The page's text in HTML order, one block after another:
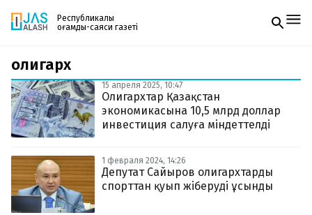
Республикалық
қоғамдық-саяси газеті
Жаңалықтар
Спорт
Live
Руханият
Аймақ
Архив
Заң және тәртіп
Редакциямен байланыс
+7 708 604 51 06
Жарнама бөлімі
Газетке жазылу
PDF форматтағы газетті ай сайын электронды
поштаңызға алып отырыңыз. Жаңа нөмір
шыққан сәтте сізге бірден жіберіледі. Тек email
олигарх
15 апреля 2025, 10:47
Олигархтар Қазақстан
экономикасына 10,5 млрд доллар
инвестиция салуға міндеттелді
1 февраля 2024, 14:26
Депутат Сайыров олигархтарды
спорттан қуып жіберуді ұсынды